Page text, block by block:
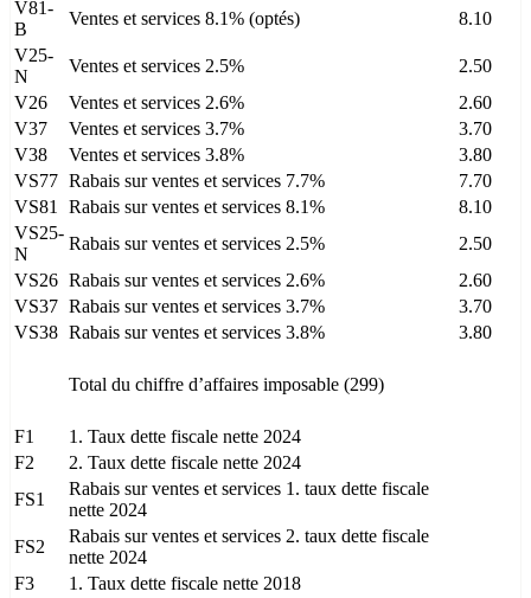
V81-
B
Ventes et services 8.1% (optés)
8.10
V25-
N
Ventes et services 2.5%
2.50
V26
Ventes et services 2.6%
2.60
V37
Ventes et services 3.7%
3.70
V38
Ventes et services 3.8%
3.80
VS77 Rabais sur ventes et services 7.7%
7.70
VS81
Rabais sur ventes et services 8.1%
8.10
VS25-
N
Rabais sur ventes et services 2.5%
2.50
VS26 Rabais sur ventes et services 2.6%
2.60
VS37 Rabais sur ventes et services 3.7%
3.70
VS38 Rabais sur ventes et services 3.8% 3.80
Total du chiffre d’affaires imposable (299)
F1
1. Taux dette fiscale nette 2024
F2
2. Taux dette fiscale nette 2024
FS1
Rabais sur ventes et services 1. taux dette fiscale
nette 2024
FS2
Rabais sur ventes et services 2. taux dette fiscale
nette 2024
F3
1. Taux dette fiscale nette 2018